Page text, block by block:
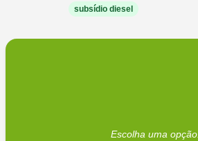
subsídio diesel
Escolha uma opção.